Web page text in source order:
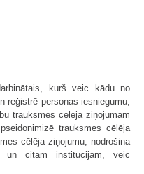
kurš veic kādu no
reģistrē personas iesniegumu,
trauksmes cēlēja ziņojumam
trauksmes cēlēja
cēlēja ziņojumu, nodrošina
un citām institūcijām, veic